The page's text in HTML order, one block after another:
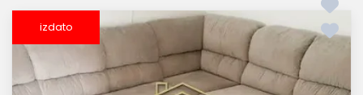
izdato